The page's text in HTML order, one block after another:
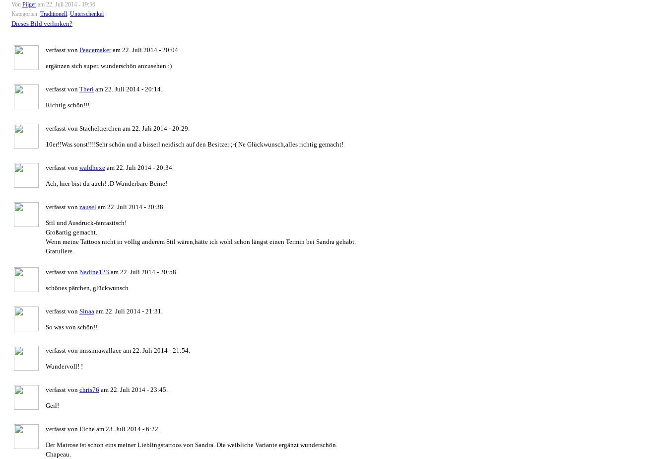
Von Pilger am 22. Juli 2014 - 19:56
Kategorien: Traditionell, Unterschenkel
Dieses Bild verlinken?
verfasst von Peacemakeram 22. Juli 2014 - 20:04.
ergänzen sich super. wunderschön anzusehen :)
verfasst von Theri am 22. Juli 2014 - 20:14.
Richtig schön!!!
verfasst von Stacheltierchen am 22. Juli 2014 - 20:29.
10er!!Was sonst!!!!Sehr schön und a bisserl neidisch auf den Besitzer ;-( Ne Glückwunsch,alles richtig gemacht!
verfasst von waldhexe am 22. Juli 2014 - 20:34.
Ach, hier bist du auch! :D Wunderbare Beine!
verfasst von zausel am 22. Juli 2014 - 20:38.
Stil und Ausdruck-fantastisch!
Großartig gemacht.
Wenn meine Tattoos nicht in völlig anderem Stil wären,hätte ich wohl schon längst einen Termin bei Sandra gehabt.
Gratuliere.
verfasst von Nadine123 am 22. Juli 2014 - 20:58.
schönes pärchen, glückwunsch
verfasst von Sinaa am 22. Juli 2014 - 21:31.
So was von schön!!
verfasst von missmiawallace am 22. Juli 2014 - 21:54.
Wundervoll! !
verfasst von chris76 am 22. Juli 2014 - 23:45.
Geil!
verfasst von Eiche am 23. Juli 2014 - 6:22.
Der Matrose ist schon eins meiner Lieblingstattoos von Sandra. Die weibliche Variante ergänzt wunderschön.
Chapeau.